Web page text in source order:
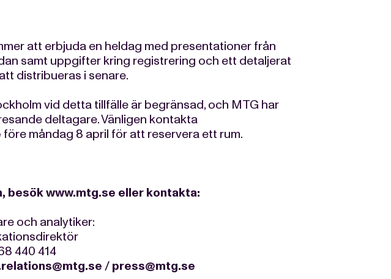
att erbjuda en heldag med presentationer från
samt uppgifter kring registrering och ett detaljerat
distribueras i senare.
vid detta tillfälle är begränsad, och MTG har
deltagare. Vänligen kontakta
före måndag 8 april för att reservera ett rum.
besökwww.mtg.se eller kontakta:
och analytiker:
414
/ press@mtg.se